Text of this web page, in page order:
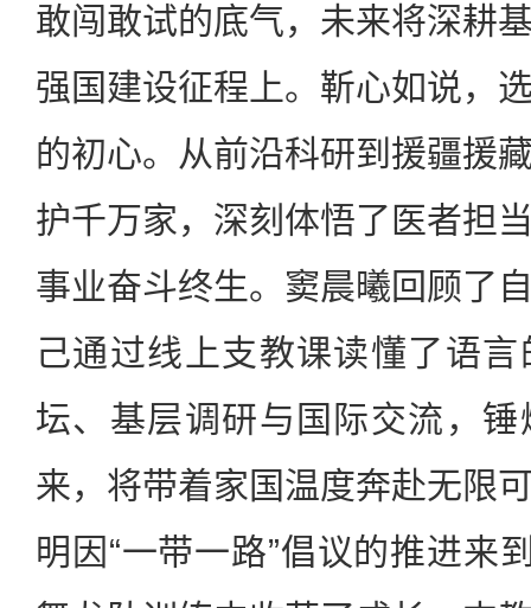
敢闯敢试的底气，未来将深耕
强国建设征程上。靳心如说，
的初心。从前沿科研到援疆援
护千万家，深刻体悟了医者担
事业奋斗终生。窦晨曦回顾了
己通过线上支教课读懂了语
坛、基层调研与国际交流，
来，将带着家国温度奔赴无限
明因“一带一路”倡议的推进来